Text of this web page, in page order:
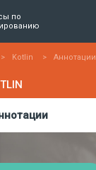
по
> Kotlin > Аннотации